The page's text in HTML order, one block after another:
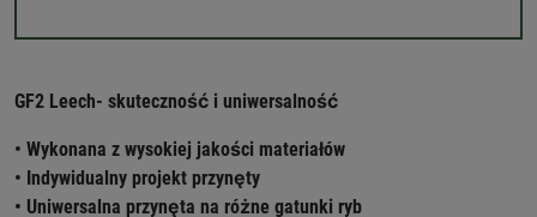
GF2 Leech- skuteczność i uniwersalność
• Wykonana z wysokiej jakości materiałów
• Indywidualny projekt przynęty
• Uniwersalna przynęta na różne gatunki ryb